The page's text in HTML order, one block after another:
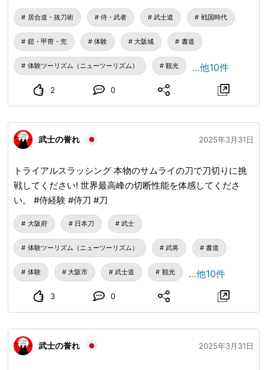
居合道・抜刀術 侍・武者 武士道 戦国時代
鎧・甲冑・兜 体験 大阪城 書道
体験ツーリズム（ニューツーリズム） 観光 …他10件
2 0
武士の誉れ 2025年3月31日
トライアルスラッシング 本物のサムライの刀で刀切りに挑
戦してください! 世界最高峰の切断性能を体感してくださ
い。 #侍経験 #侍刀 #刀
大阪府 日本刀 武士
体験ツーリズム（ニューツーリズム） 武将 書道
体験 大阪市 武士道 観光 …他10件
3 0
武士の誉れ 2025年3月31日